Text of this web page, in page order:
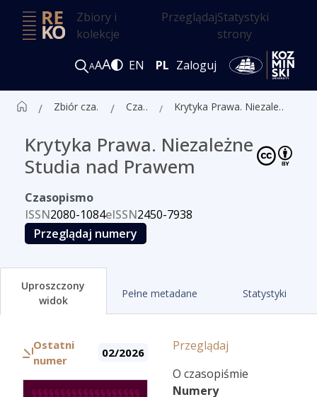
Zbiory i
kolekcje
PrzeglądajStatystyki
strony
AAA EN PL Zaloguj
Zbiór czasopism ALK Czasopisma Krytyka Prawa. Niezależne Studia nad Prawem
Krytyka Prawa. Niezależne
Studia nad Prawem
Czasopismo
ISSN2080-1084eISSN2450-7938
Przeglądaj numery
Uproszczony
widok
Pełne metadane Statystyki
Ostatni
numer
02/2026
Przeglądaj
O czasopiśmie
Numery